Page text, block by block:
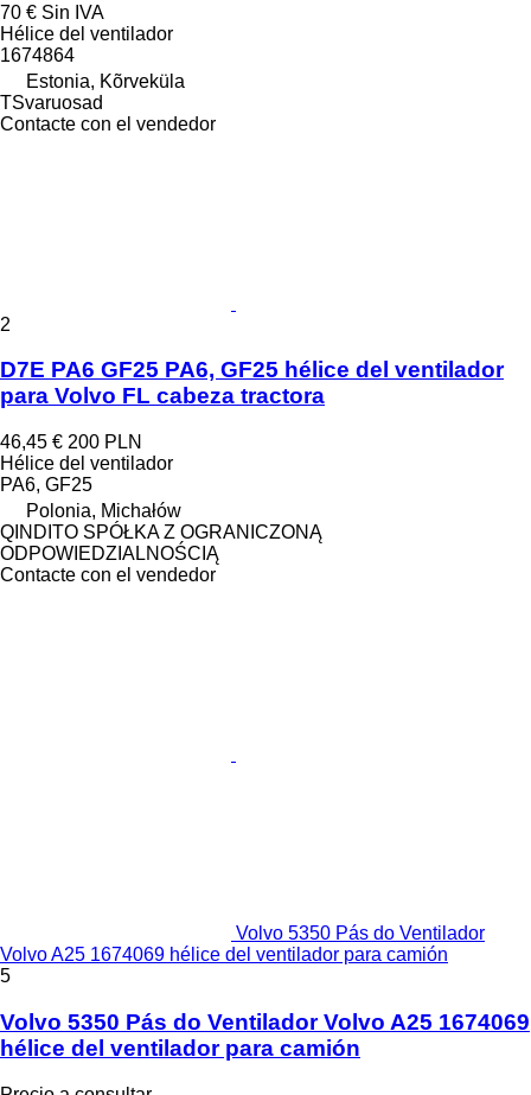
70 € Sin IVA
Hélice del ventilador
1674864
Estonia, Kõrveküla
TSvaruosad
Contacte con el vendedor
2
D7E PA6 GF25 PA6, GF25 hélice del ventilador
para Volvo FL cabeza tractora
46,45 € 200 PLN
Hélice del ventilador
PA6, GF25
Polonia, Michałów
QINDITO SPÓŁKA Z OGRANICZONĄ
ODPOWIEDZIALNOŚCIĄ
Contacte con el vendedor
Volvo 5350 Pás do Ventilador
Volvo A25 1674069 hélice del ventilador para camión
5
Volvo 5350 Pás do Ventilador Volvo A25 1674069
hélice del ventilador para camión